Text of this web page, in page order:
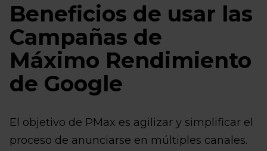
Beneficios de usar las
Campañas de
Máximo Rendimiento
de Google
El objetivo de PMax es agilizar y simplificar el
proceso de anunciarse en múltiples canales.